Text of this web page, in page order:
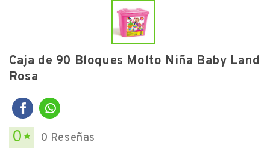
Caja de 90 Bloques Molto Niña Baby Land
Rosa
0  0 Reseñas